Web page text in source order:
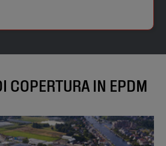
COPERTURA IN EPDM